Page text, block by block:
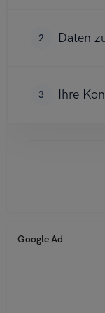
Google Ad